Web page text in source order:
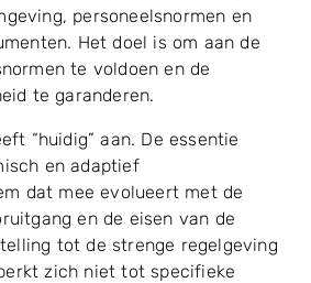
personeelsnormen en
Het doel is om aan de
te voldoen en de
te garanderen.
“huidig” aan. De essentie
en adaptief
dat mee evolueert met de
en de eisen van de
tot de strenge regelgeving
zich niet tot specifieke